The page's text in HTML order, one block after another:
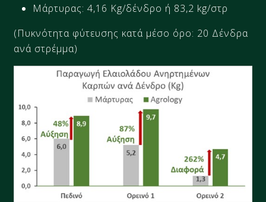
Μάρτυρας: 4,16 Kg/δένδρο ή 83,2 kg/στρ
(Πυκνότητα φύτευσης κατά μέσο όρο: 20 Δένδρα
ανά στρέμμα)